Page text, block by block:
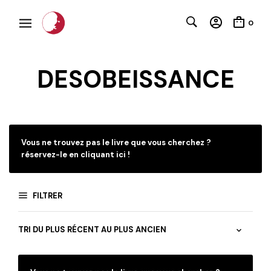
0
DESOBEISSANCE
Vous ne trouvez pas le livre que vous cherchez ?
réservez-le en cliquant ici !
FILTRER